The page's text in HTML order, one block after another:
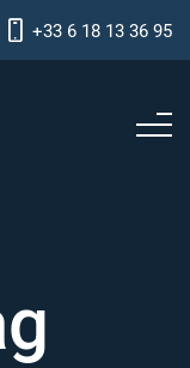
+33 6 18 13 36 95